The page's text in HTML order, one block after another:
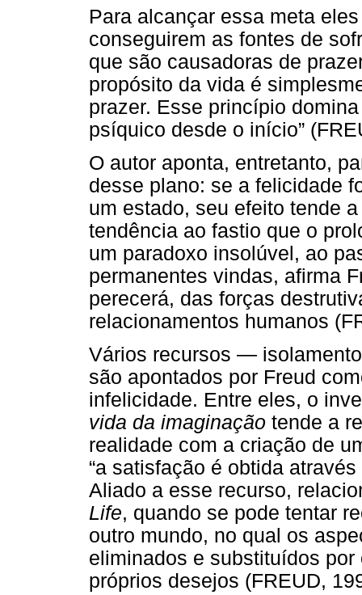
Para alcançar essa meta
conseguirem as fontes de
que são causadoras de
propósito da vida é
prazer. Esse princípio
psíquico desde o início”
O autor aponta, entretanto,
desse plano: se a felicidade
um estado, seu efeito tende
tendência ao fastio que o
um paradoxo insolúvel, ao
permanentes vindas, afirma
perecerá, das forças
relacionamentos humanos
Vários recursos —
são apontados por Freud
infelicidade. Entre eles, o
vida da imaginação tende a
realidade com a criação de
“a satisfação é obtida
Aliado a esse recurso,
Life, quando se pode tentar
outro mundo, no qual os
eliminados e substituídos
próprios desejos (FREUD,